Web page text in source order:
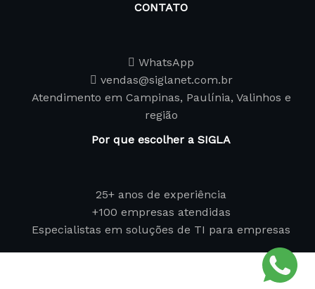
CONTATO
WhatsApp
vendas@siglanet.com.br
Atendimento em Campinas, Paulínia, Valinhos e
região
Por que escolher a SIGLA
25+ anos de experiência
+100 empresas atendidas
Especialistas em soluções de TI para empresas